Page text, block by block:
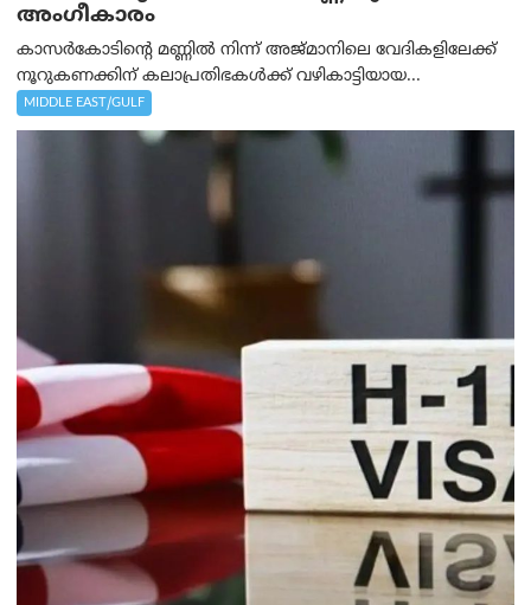
അംഗീകാരം
കാസർകോടിന്റെ മണ്ണിൽ നിന്ന് അജ്മാനിലെ വേദികളിലേക്ക്
നൂറുകണക്കിന് കലാപ്രതിഭകൾക്ക് വഴികാട്ടിയായ...
MIDDLE EAST/GULF